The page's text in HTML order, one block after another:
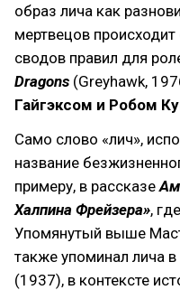
образ лича как
мертвецов
сводов правил для
Dragons (Greyhawk,
Гайгэксом и Робом
Само слово «лич»,
название
примеру, в рассказе
Халпина Фрейзера»,
Упомянутый выше
также упоминал лича в
(1937), в контексте